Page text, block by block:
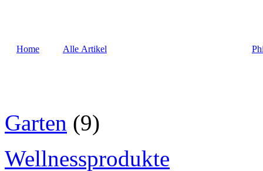
Home Alle Artikel
Garten (9)
Wellnessprodukte